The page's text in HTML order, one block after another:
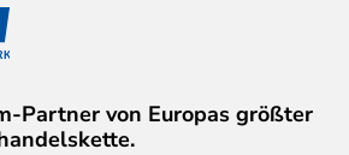
Partner von Europas größter